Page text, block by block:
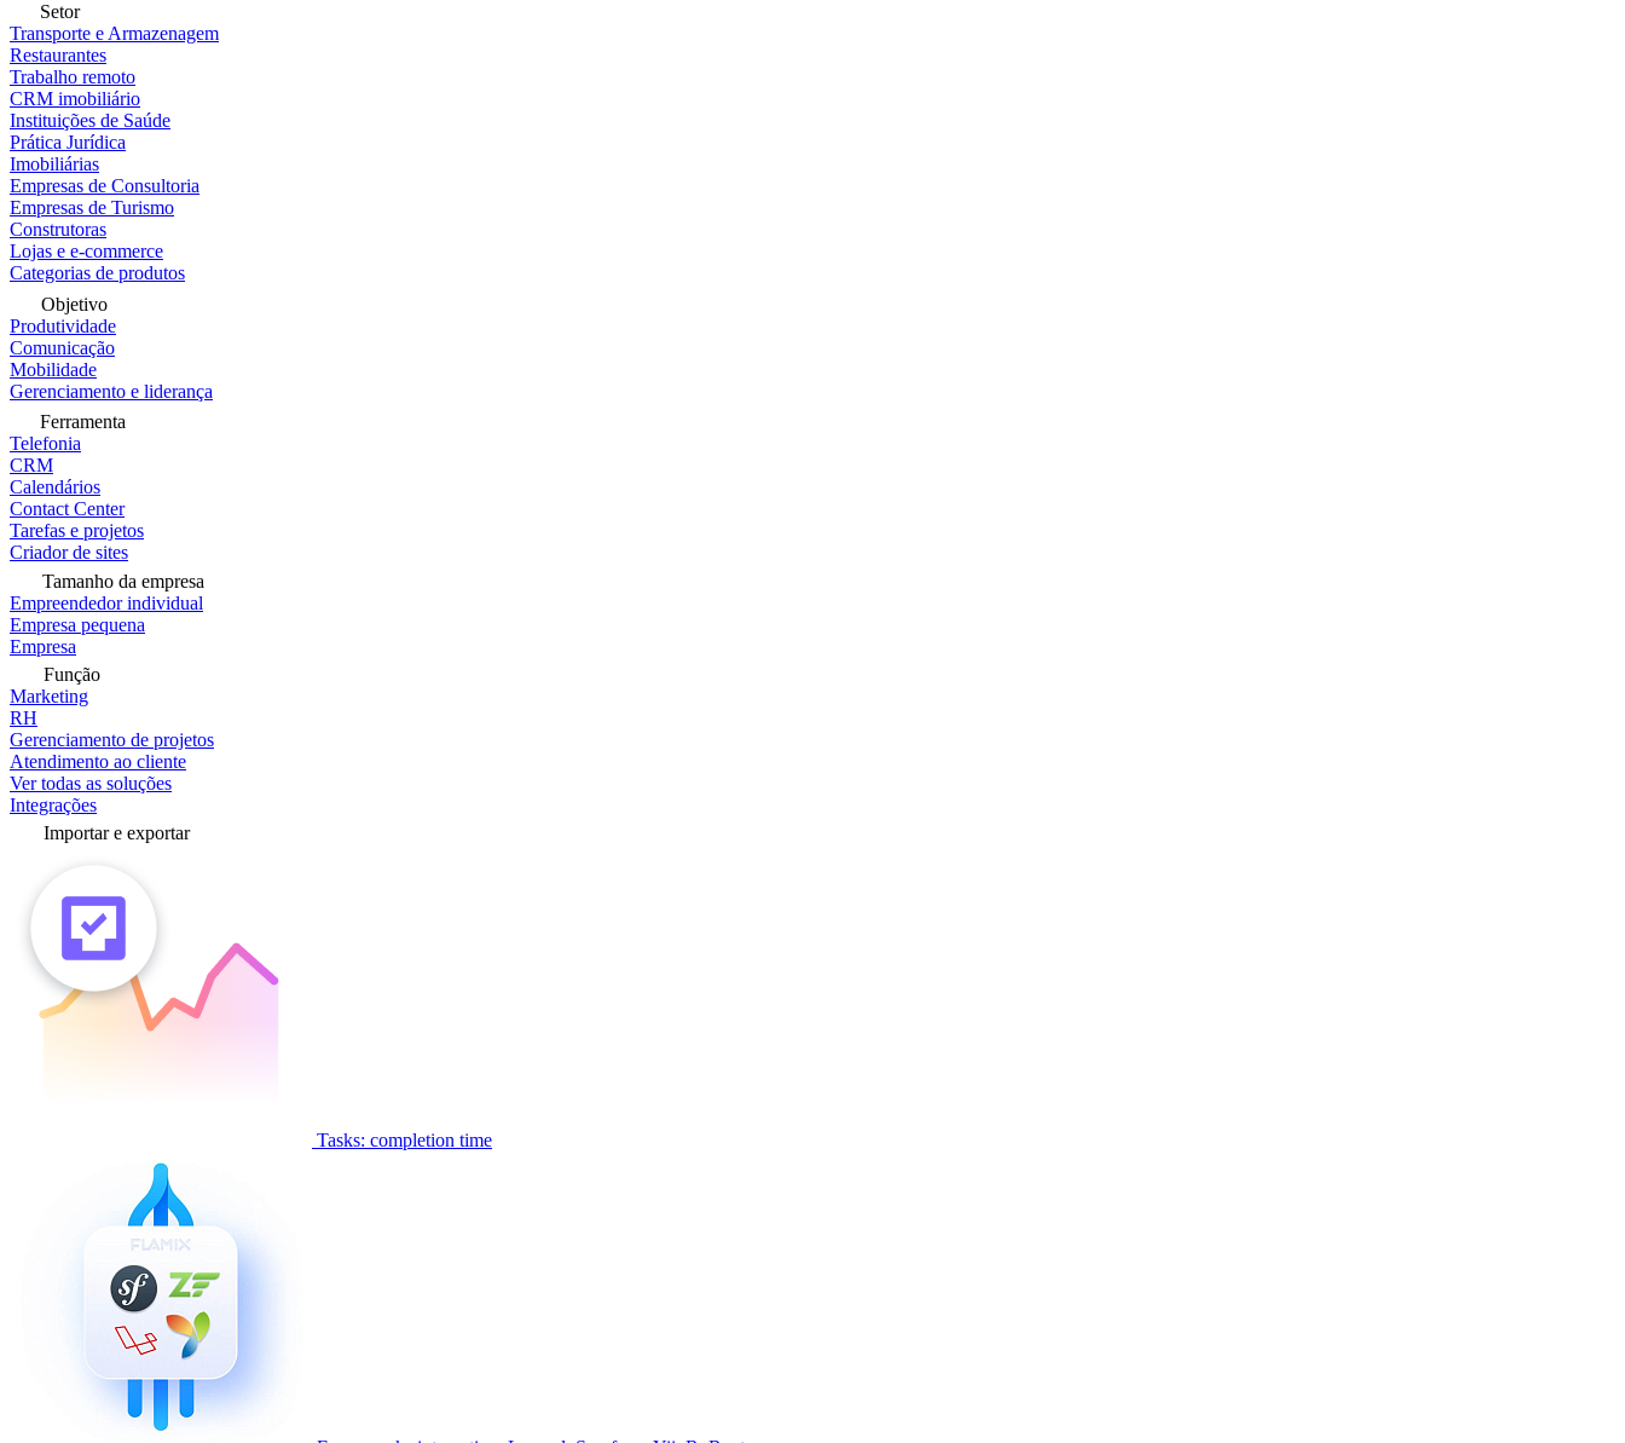
Setor
Transporte e Armazenagem
Restaurantes
Trabalho remoto
CRM imobiliário
Instituições de Saúde
Prática Jurídica
Imobiliárias
Empresas de Consultoria
Empresas de Turismo
Construtoras
Lojas e e-commerce
Categorias de produtos
Objetivo
Produtividade
Comunicação
Mobilidade
Gerenciamento e liderança
Ferramenta
Telefonia
CRM
Calendários
Contact Center
Tarefas e projetos
Criador de sites
Tamanho da empresa
Empreendedor individual
Empresa pequena
Empresa
Função
Marketing
RH
Gerenciamento de projetos
Atendimento ao cliente
Ver todas as soluções
Integrações
Importar e exportar
Tasks: completion time